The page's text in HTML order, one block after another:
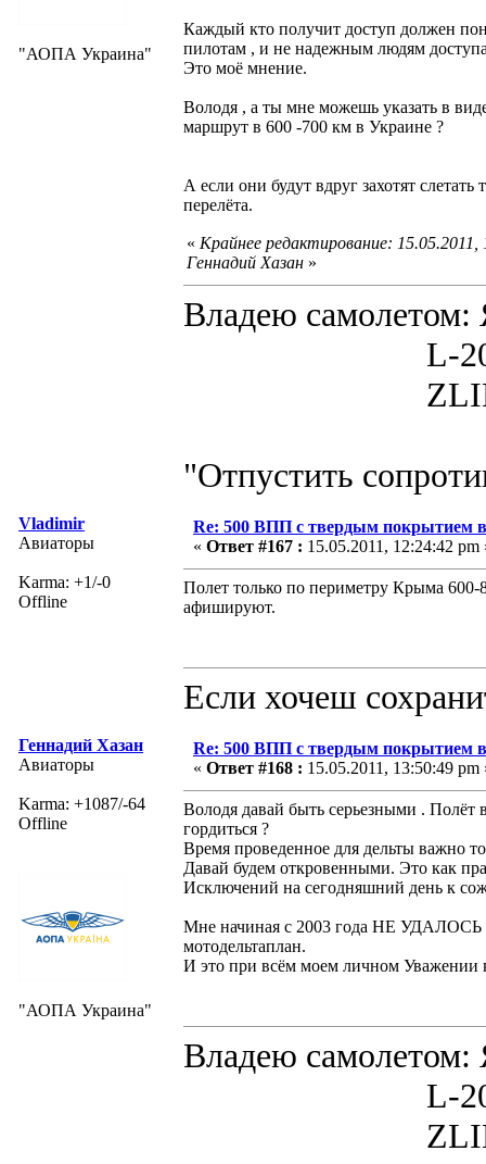
"АОПА Украина"
Каждый кто получит доступ должен
пилотам , и не надежным людям
Это моё мнение.
Володя , а ты мне можешь указать в
маршрут в 600 -700 км в Украине ?
А если они будут вдруг захотят
перелёта.
« Крайнее редактирование:
Геннадий Хазан »
Владею
L-200D
ZLIN 526
"Отпустить
Vladimir
Авиаторы
Karma: +1/-0
Offline
Re: 500 ВПП с твердым покрытием
« Ответ #167 : 15.05.2011, 12:24:42 pm
Полет только по периметру Крыма 600-
афишируют.
Если хочеш
Геннадий Хазан
Авиаторы
Karma: +1087/-64
Offline
"АОПА Украина"
Re: 500 ВПП с твердым покрытием
« Ответ #168 : 15.05.2011, 13:50:49 pm
Володя давай быть серьезными . Полёт
гордиться ?
Время проведенное для дельты важно
Давай будем откровенными. Это как
Исключений на сегодняшний день к
Мне начиная с 2003 года НЕ УДАЛОСЬ
мотодельтаплан.
И это при всём моем личном Уважении
Владею
L-200D
ZLIN 526